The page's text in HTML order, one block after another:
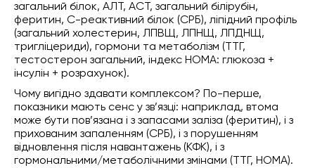
загальний білок, АЛТ, АСТ, загальний білірубін,
феритин, С-реактивний білок (СРБ), ліпідний профіль
(загальний холестерин, ЛПВЩ, ЛПНЩ, ЛПДНЩ,
тригліцериди), гормони та метаболізм (ТТГ,
тестостерон загальний, індекс HOMA: глюкоза +
інсулін + розрахунок).
Чому вигідно здавати комплексом? По-перше,
показники мають сенс у зв’язці: наприклад, втома
може бути пов’язана і з запасами заліза (феритин), і з
прихованим запаленням (СРБ), і з порушенням
відновлення після навантажень (КФК), і з
гормональними/метаболічними змінами (ТТГ, HOMA).